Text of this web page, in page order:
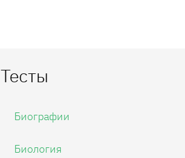
Тесты
Биографии
Биология